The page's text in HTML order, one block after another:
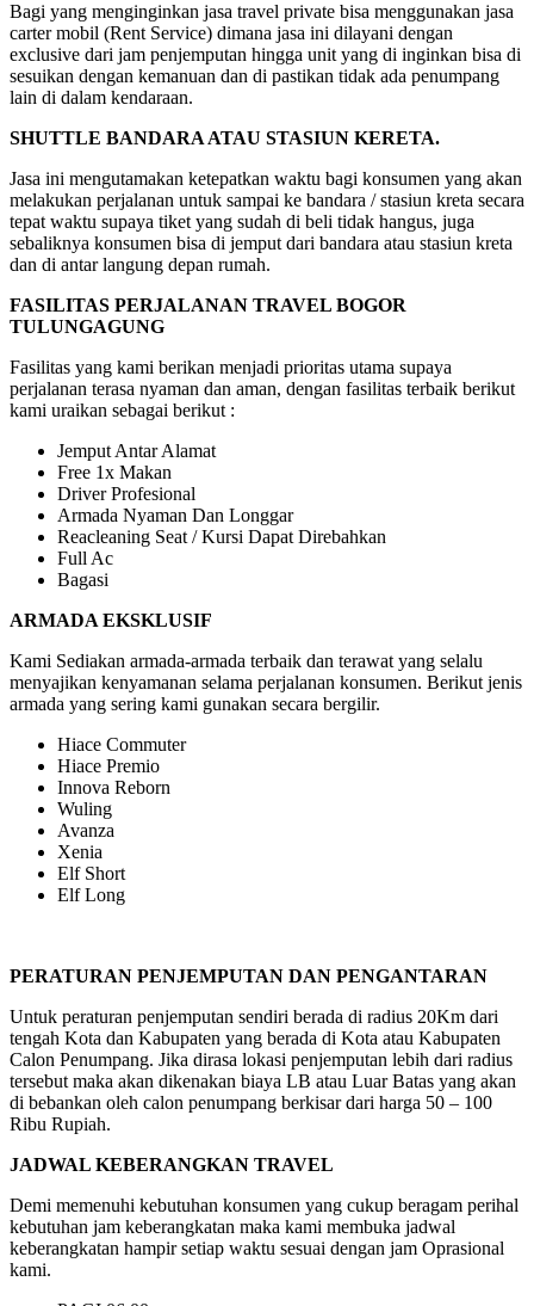
Bagi yang menginginkan jasa travel private bisa menggunakan jasa
carter mobil (Rent Service) dimana jasa ini dilayani dengan
exclusive dari jam penjemputan hingga unit yang di inginkan bisa di
sesuikan dengan kemanuan dan di pastikan tidak ada penumpang
lain di dalam kendaraan.
SHUTTLE BANDARA ATAU STASIUN KERETA.
Jasa ini mengutamakan ketepatkan waktu bagi konsumen yang akan
melakukan perjalanan untuk sampai ke bandara / stasiun kreta secara
tepat waktu supaya tiket yang sudah di beli tidak hangus, juga
sebaliknya konsumen bisa di jemput dari bandara atau stasiun kreta
dan di antar langung depan rumah.
FASILITAS PERJALANAN TRAVEL BOGOR
TULUNGAGUNG
Fasilitas yang kami berikan menjadi prioritas utama supaya
perjalanan terasa nyaman dan aman, dengan fasilitas terbaik berikut
kami uraikan sebagai berikut :
Jemput Antar Alamat
Free 1x Makan
Driver Profesional
Armada Nyaman Dan Longgar
Reacleaning Seat / Kursi Dapat Direbahkan
Full Ac
Bagasi
ARMADA EKSKLUSIF
Kami Sediakan armada-armada terbaik dan terawat yang selalu
menyajikan kenyamanan selama perjalanan konsumen. Berikut jenis
armada yang sering kami gunakan secara bergilir.
Hiace Commuter
Hiace Premio
Innova Reborn
Wuling
Avanza
Xenia
Elf Short
Elf Long
PERATURAN PENJEMPUTAN DAN PENGANTARAN
Untuk peraturan penjemputan sendiri berada di radius 20Km dari
tengah Kota dan Kabupaten yang berada di Kota atau Kabupaten
Calon Penumpang. Jika dirasa lokasi penjemputan lebih dari radius
tersebut maka akan dikenakan biaya LB atau Luar Batas yang akan
di bebankan oleh calon penumpang berkisar dari harga 50 – 100
Ribu Rupiah.
JADWAL KEBERANGKAN TRAVEL
Demi memenuhi kebutuhan konsumen yang cukup beragam perihal
kebutuhan jam keberangkatan maka kami membuka jadwal
keberangkatan hampir setiap waktu sesuai dengan jam Oprasional
kami.